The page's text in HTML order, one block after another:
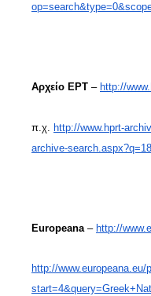
Αρχείο ΕΡΤ – http://
π.χ. http://www.hprt-
archive-
Europeana – http://
http://